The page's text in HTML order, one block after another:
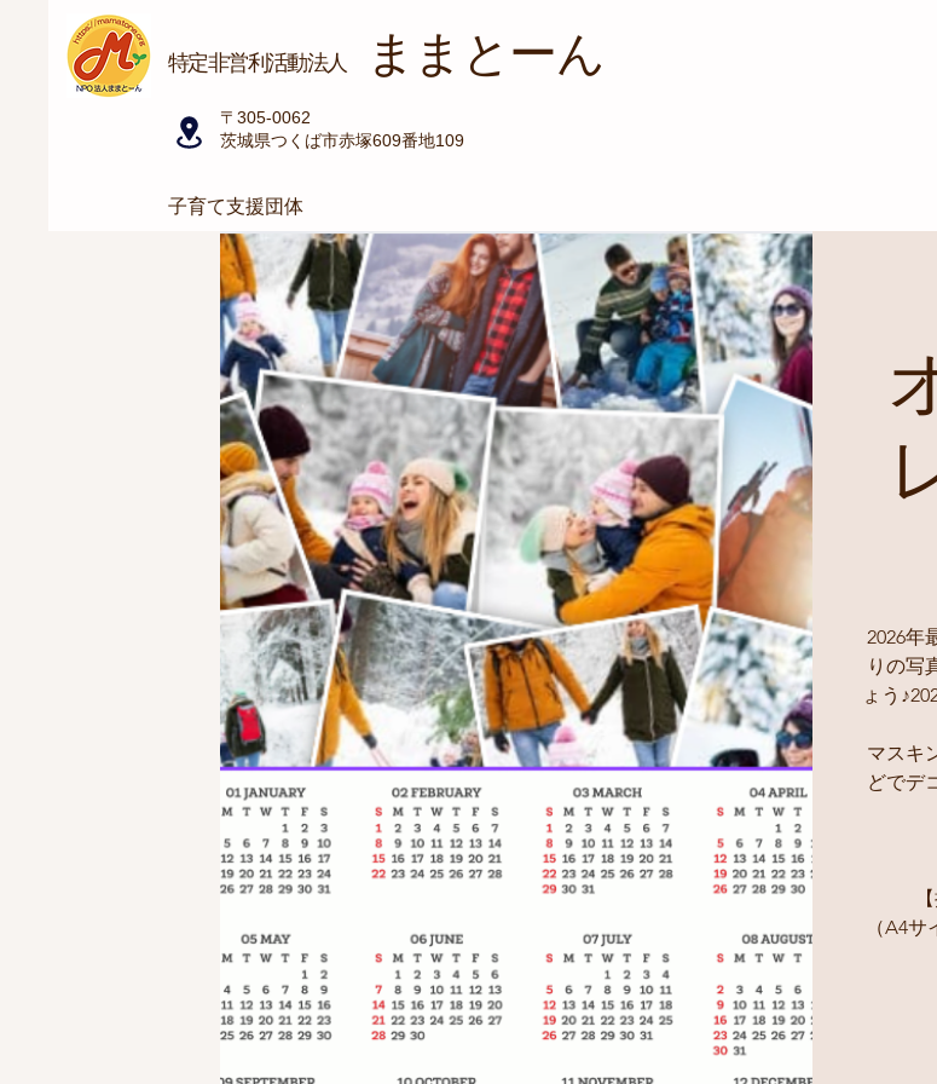
​特定非営利活動法人 ままとーん
〒305-0062
茨城県つくば市赤塚609番地109
子育て支援団体
2026年
りの写
ょう
マスキ
どでデ
（A4